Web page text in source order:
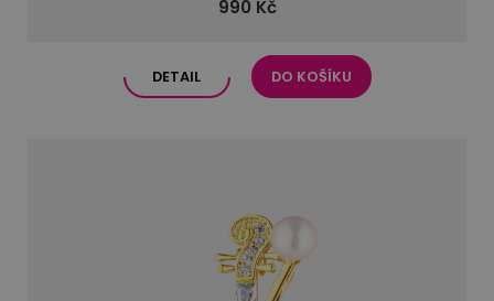
990 Kč
DETAIL DO KOŠÍKU